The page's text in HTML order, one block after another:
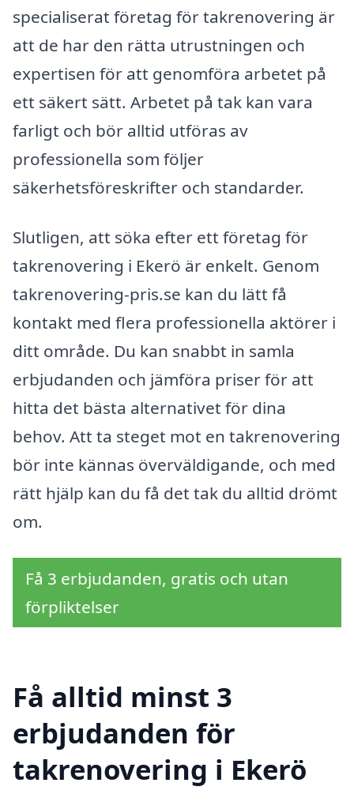
specialiserat företag för takrenovering är
att de har den rätta utrustningen och
expertisen för att genomföra arbetet på
ett säkert sätt. Arbetet på tak kan vara
farligt och bör alltid utföras av
professionella som följer
säkerhetsföreskrifter och standarder.
Slutligen, att söka efter ett företag för
takrenovering i Ekerö är enkelt. Genom
takrenovering-pris.se kan du lätt få
kontakt med flera professionella aktörer i
ditt område. Du kan snabbt in samla
erbjudanden och jämföra priser för att
hitta det bästa alternativet för dina
behov. Att ta steget mot en takrenovering
bör inte kännas överväldigande, och med
rätt hjälp kan du få det tak du alltid drömt
om.
Få 3 erbjudanden, gratis och utan
förpliktelser
Få alltid minst 3
erbjudanden för
takrenovering i Ekerö